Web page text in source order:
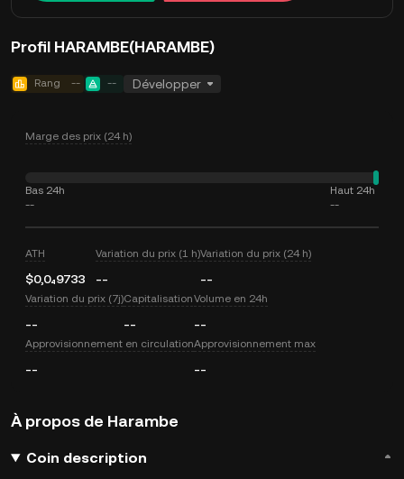
Profil HARAMBE(HARAMBE)
Rang -- -- Développer
Marge des prix (24 h)
Bas 24h
--
Haut 24h
--
ATH
$0,0₄9733
Variation du prix (1 h)
--
Variation du prix (24 h)
--
Variation du prix (7j)
--
Capitalisation
--
Volume en 24h
--
Approvisionnement en circulation
--
Approvisionnement max
--
À propos de Harambe
Coin description